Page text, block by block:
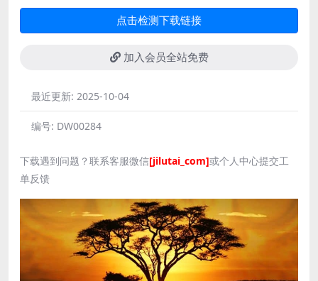
点击检测下载链接
加入会员全站免费
最近更新: 2025-10-04
编号: DW00284
下载遇到问题？联系客服微信[jilutai_com]或个人中心提交工
单反馈